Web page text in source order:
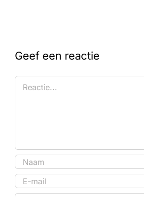
Geef een reactie
Reactie